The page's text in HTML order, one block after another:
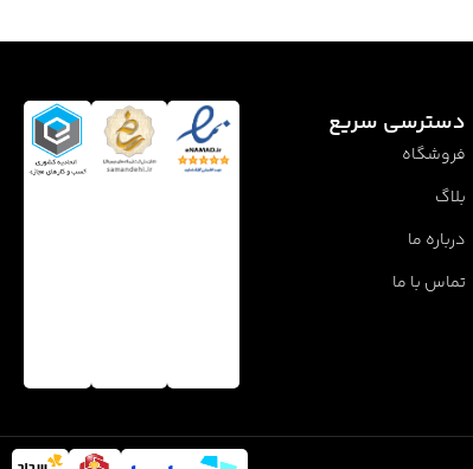
دسترسی سریع
فروشگاه
بلاگ
درباره ما
تماس با ما